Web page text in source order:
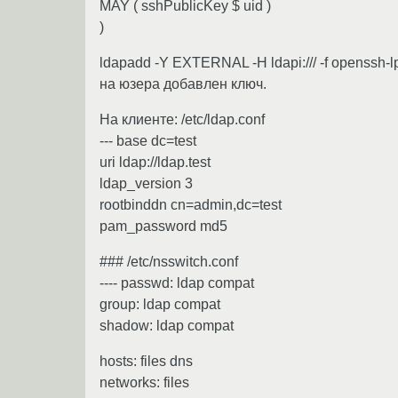
MAY ( sshPublicKey $ uid )
)
ldapadd -Y EXTERNAL -H ldapi:/// -f openssh-
на юзера добавлен ключ.
На клиенте: /etc/ldap.conf
--- base dc=test
uri ldap://ldap.test
ldap_version 3
rootbinddn cn=admin,dc=test
pam_password md5
### /etc/nsswitch.conf
---- passwd: ldap compat
group: ldap compat
shadow: ldap compat
hosts: files dns
networks: files